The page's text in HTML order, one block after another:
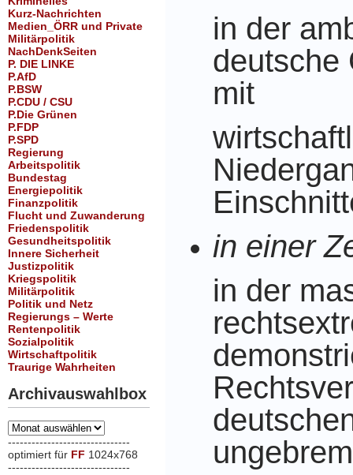
Kurz-Nachrichten
Medien_ÖRR und Private
Militärpolitik
NachDenkSeiten
P. DIE LINKE
P.AfD
P.BSW
P.CDU / CSU
P.Die Grünen
P.FDP
P.SPD
Regierung
Arbeitspolitik
Bundestag
Energiepolitik
Finanzpolitik
Flucht und Zuwanderung
Friedenspolitik
Gesundheitspolitik
Innere Sicherheit
Justizpolitik
Kriegspolitik
Militärpolitik
Politik und Netz
Regierungs – Werte
Rentenpolitik
Sozialpolitik
Wirtschaftpolitik
Traurige Wahrheiten
Archivauswahlbox
Archivauswahlbox
-------------------------------
optimiert für FF 1024x768
-------------------------------
in der
deutsche
mit
in einer
in der